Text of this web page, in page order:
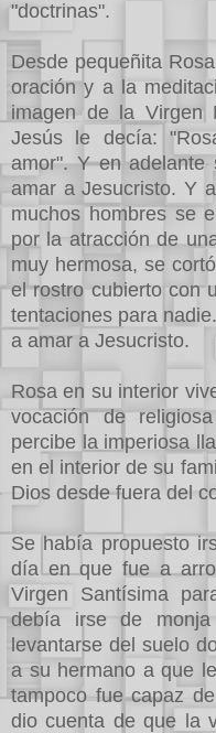
"doctrinas".
Desde pequeñita
oración y a la
imagen de la Virgen
Jesús le decía:
amor". Y en
amar a Jesucristo. Y
muchos hombres se
por la atracción de
muy hermosa, se
el rostro cubierto con
tentaciones para
a amar a Jesucristo.
Rosa en su interior
vocación de
percibe la imperiosa
en el interior de su
Dios desde fuera del
Se había propuesto
día en que fue a
Virgen Santísima
debía irse de
levantarse del suelo
a su hermano a que
tampoco fue capaz
dio cuenta de que la